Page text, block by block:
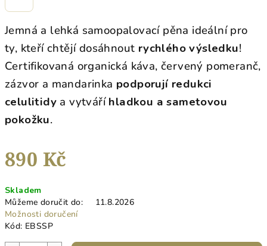
Jemná a lehká samoopalovací pěna ideální pro
ty, kteří chtějí dosáhnout rychlého výsledku!
Certifikovaná organická káva, červený pomeranč,
zázvor a mandarinka podporují redukci
celulitidy a vytváříhladkou a sametovou
pokožku.
890 Kč
cena:
Skladem
Můžeme doručit do:
11.8.2026
Možnosti doručení
Kód: EBSSP